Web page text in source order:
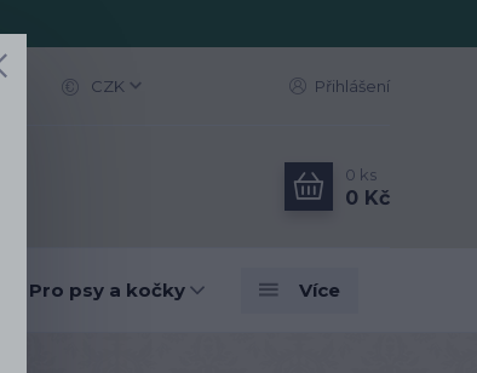
CZK Přihlášení
0 ks
0 Kč
Pro psy a kočky Více